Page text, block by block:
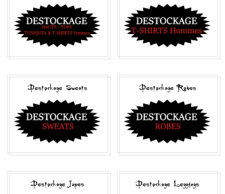
Destockage Sweats Destockage Robes
Destockage Jupes Destockage Leggings